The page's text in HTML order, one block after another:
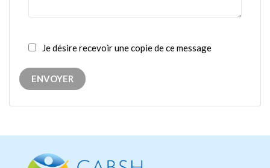
Je désire recevoir une copie de ce message